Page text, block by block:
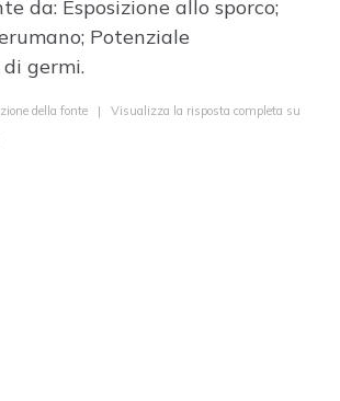
da: Esposizione allo sporco;
Potenziale
germi.
della fonte | Visualizza la risposta completa su